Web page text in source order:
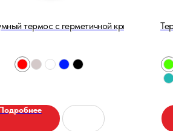
термос с герметичной крышкой 500